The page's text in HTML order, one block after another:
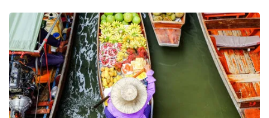
historique de Rattanakosin. Ses ruelles sur le bord du fleuve vous
feront découvrir une vie presque cachée. Vous vous rendrez
ensuite au marché aux fleurs de Pak Khlong Talat. Déjeuner au
bord du fleuve. Balade sur les klongs, célèbres canaux de Bangkok.
Dîner découverte de street food. Retour à l'hôtel et nuit.